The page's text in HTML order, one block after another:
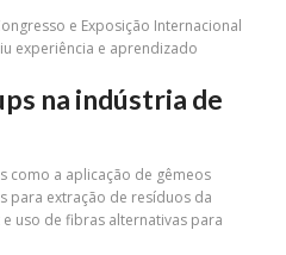
e Exposição Internacional
experiência e aprendizado
na indústria de
como a aplicação de gêmeos
para extração de resíduos da
uso de fibras alternativas para